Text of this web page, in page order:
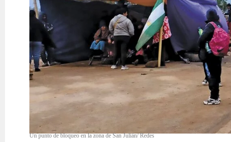
Un punto de bloqueo en la zona de San Julián/ Redes